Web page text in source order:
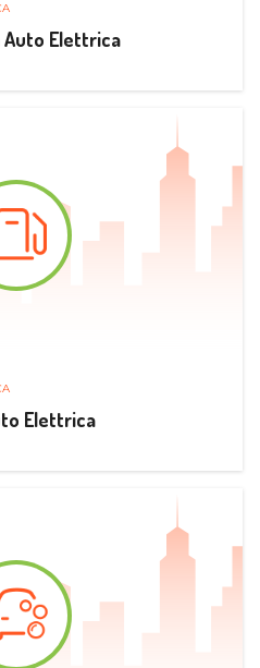
Auto Elettrica
Elettrica